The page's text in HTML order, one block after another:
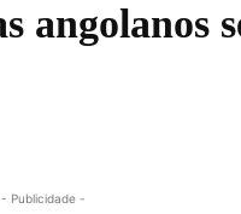
angolanos
- Publicidade -